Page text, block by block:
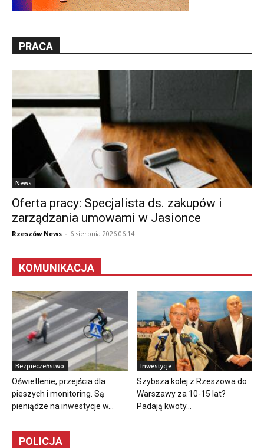
PRACA
News
Oferta pracy: Specjalista ds. zakupów i
zarządzania umowami w Jasionce
Rzeszów News - 6 sierpnia 2026 06:14
KOMUNIKACJA
Bezpieczeństwo
Oświetlenie, przejścia dla
pieszych i monitoring. Są
pieniądze na inwestycje w...
Inwestycje
Szybsza kolej z Rzeszowa do
Warszawy za 10-15 lat?
Padają kwoty...
POLICJA